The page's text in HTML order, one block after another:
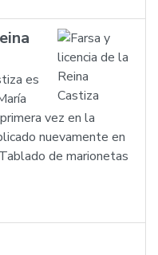
es
vez en la
nuevamente en
de marionetas